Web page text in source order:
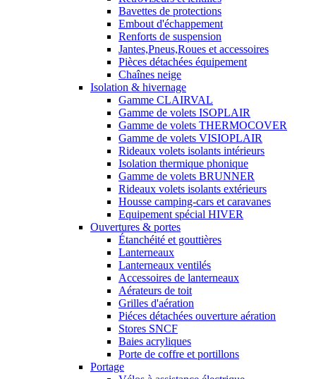
Bavettes de protections
Embout d'échappement
Renforts de suspension
Jantes,Pneus,Roues et accessoires
Pièces détachées équipement
Chaînes neige
Isolation & hivernage
Gamme CLAIRVAL
Gamme de volets ISOPLAIR
Gamme de volets THERMOCOVER
Gamme de volets VISIOPLAIR
Rideaux volets isolants intérieurs
Isolation thermique phonique
Gamme de volets BRUNNER
Rideaux volets isolants extérieurs
Housse camping-cars et caravanes
Equipement spécial HIVER
Ouvertures & portes
Étanchéité et gouttières
Lanterneaux
Lanterneaux ventilés
Accessoires de lanterneaux
Aérateurs de toit
Grilles d'aération
Piéces détachées ouverture aération
Stores SNCF
Baies acryliques
Porte de coffre et portillons
Portage